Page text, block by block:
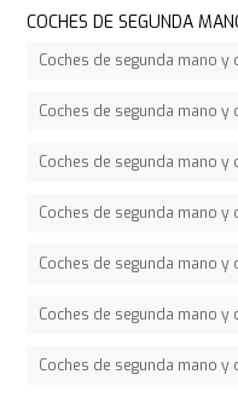
COCHES DE SEGUNDA
Coches de segunda mano y
Coches de segunda mano y
Coches de segunda mano y
Coches de segunda mano y
Coches de segunda mano y
Coches de segunda mano y
Coches de segunda mano y